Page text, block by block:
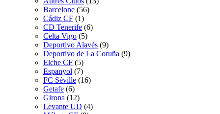
Barcelone (56)
Cádiz CF (1)
CD Tenerife (6)
Celta Vigo (5)
Deportivo Alavés (9)
Deportivo de La Coruña (9)
Elche CF (5)
Espanyol (7)
FC Séville (16)
Getafe (6)
Girona (12)
Levante UD (4)